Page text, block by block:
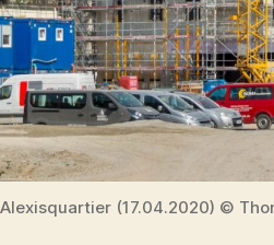
Alexisquartier (17.04.2020) ©